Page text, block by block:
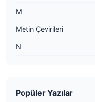
M
Metin Çevirileri
N
Popüler Yazılar